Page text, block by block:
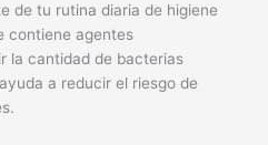
de tu rutina diaria de higiene
contiene agentes
la cantidad de bacterias
a reducir el riesgo de